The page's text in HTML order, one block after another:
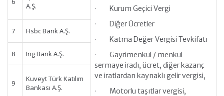
· Kurum Geçici Vergi
· Diğer Ücretler
· Katma Değer Vergisi Tevkifatı
· Gayrimenkul / menkul
sermaye iradı, ücret, diğer kazanç
ve iratlardan kaynaklı gelir vergisi,
· Motorlu taşıtlar vergisi,
A.Ş.
7 Hsbc Bank A.Ş.
8 Ing Bank A.Ş.
9
Kuveyt Türk Katılım
Bankası A.Ş.